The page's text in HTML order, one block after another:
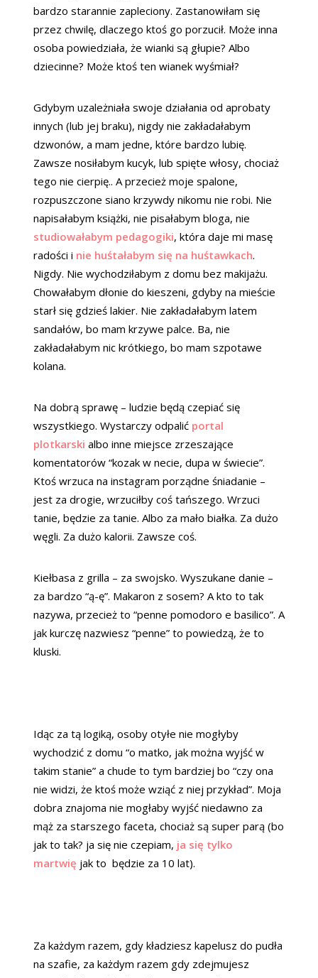
bardzo starannie zapleciony. Zastanowiłam się
przez chwilę, dlaczego ktoś go porzucił. Może inna
osoba powiedziała, że wianki są głupie? Albo
dziecinne? Może ktoś ten wianek wyśmiał?
Gdybym uzależniała swoje działania od aprobaty
innych (lub jej braku), nigdy nie zakładałabym
dzwonów, a mam jedne, które bardzo lubię.
Zawsze nosiłabym kucyk, lub spięte włosy, chociaż
tego nie cierpię.. A przecież moje spalone,
rozpuszczone siano krzywdy nikomu nie robi. Nie
napisałabym książki, nie pisałabym bloga, nie
studiowałabym pedagogiki, która daje mi masę
radości i nie huśtałabym się na huśtawkach.
Nigdy. Nie wychodziłabym z domu bez makijażu.
Chowałabym dłonie do kieszeni, gdyby na mieście
starł się gdzieś lakier. Nie zakładałabym latem
sandałów, bo mam krzywe palce. Ba, nie
zakładałabym nic krótkiego, bo mam szpotawe
kolana.
Na dobrą sprawę – ludzie będą czepiać się
wszystkiego. Wystarczy odpalić portal
plotkarski albo inne miejsce zrzeszające
komentatorów “kozak w necie, dupa w świecie”.
Ktoś wrzuca na instagram porządne śniadanie –
jest za drogie, wrzuciłby coś tańszego. Wrzuci
tanie, będzie za tanie. Albo za mało białka. Za dużo
węgli. Za dużo kalorii. Zawsze coś.
Kiełbasa z grilla – za swojsko. Wyszukane danie –
za bardzo “ą-ę”. Makaron z sosem? A kto to tak
nazywa, przecież to “penne pomodoro e basilico”. A
jak kurczę nazwiesz “penne” to powiedzą, że to
kluski.
Idąc za tą logiką, osoby otyłe nie mogłyby
wychodzić z domu “o matko, jak można wyjść w
takim stanie” a chude to tym bardziej bo “czy ona
nie widzi, że ktoś może wziąć z niej przykład”. Moja
dobra znajoma nie mogłaby wyjść niedawno za
mąż za starszego faceta, chociaż są super parą (bo
jak to tak? ja się nie czepiam, ja się tylko
martwię jak to będzie za 10 lat).
Za każdym razem, gdy kładziesz kapelusz do pudła
na szafie, za każdym razem gdy zdejmujesz